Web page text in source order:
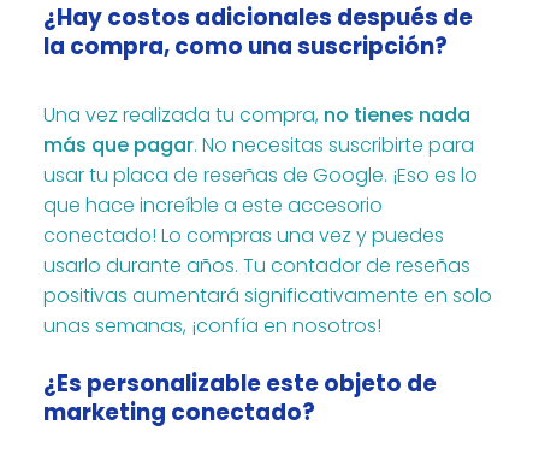
¿Hay costos adicionales después de
la compra, como una suscripción?
Una vez realizada tu compra, no tienes nada
más que pagar. No necesitas suscribirte para
usar tu placa de reseñas de Google. ¡Eso es lo
que hace increíble a este accesorio
conectado! Lo compras una vez y puedes
usarlo durante años. Tu contador de reseñas
positivas aumentará significativamente en solo
unas semanas, ¡confía en nosotros!
¿Es personalizable este objeto de
marketing conectado?